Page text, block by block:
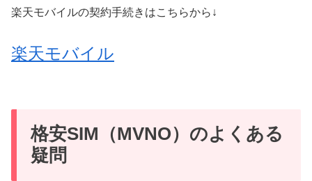
楽天モバイルの契約手続きはこちらから↓
楽天モバイル
格安SIM（MVNO）のよくある
疑問